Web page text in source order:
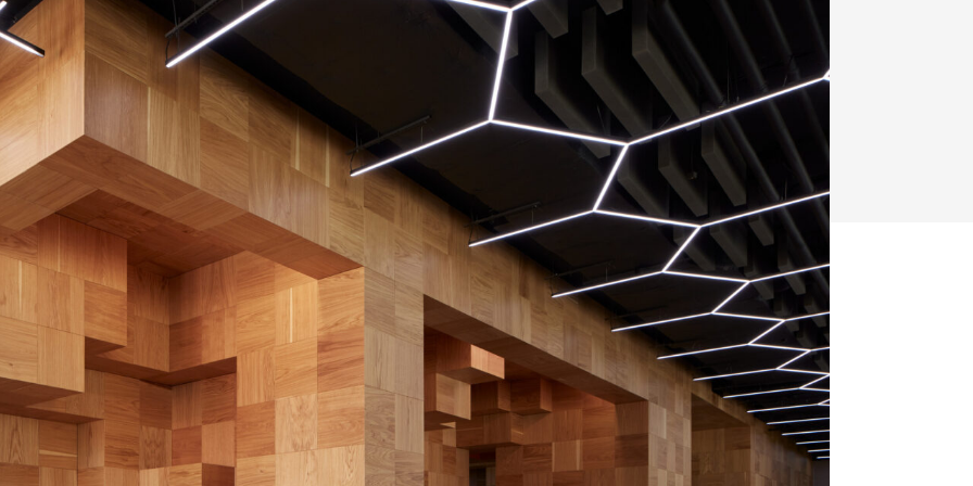
Historické stavby Průmyslové objekty
Poruchy střechy Rekonstrukce střechy
Větrání a odvětráváníKomíny
Fasáda Inženýrské stavby
Tunely Geotechnika Inženýrské sítě
Průmysl a logistikaDopravní stavby